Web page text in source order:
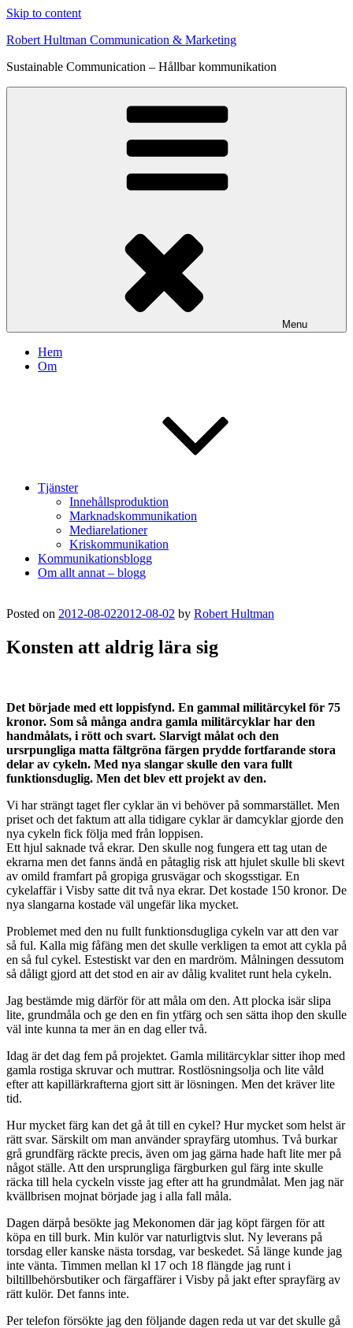
Skip to content
Robert Hultman Communication & Marketing
Sustainable Communication – Hållbar kommunikation
Menu
Hem
Om
Tjänster
Innehållsproduktion
Marknadskommunikation
Mediarelationer
Kriskommunikation
Kommunikationsblogg
Om allt annat – blogg
Posted on 2012-08-022012-08-02 by Robert Hultman
Konsten att aldrig lära sig
Det började med ett loppisfynd. En gammal militärcykel för 75
kronor. Som så många andra gamla militärcyklar har den
handmålats, i rött och svart. Slarvigt målat och den
ursrpungliga matta fältgröna färgen prydde fortfarande stora
delar av cykeln. Med nya slangar skulle den vara fullt
funktionsduglig. Men det blev ett projekt av den.
Vi har strängt taget fler cyklar än vi behöver på sommarstället. Men
priset och det faktum att alla tidigare cyklar är damcyklar gjorde den
nya cykeln fick följa med från loppisen.
Ett hjul saknade två ekrar. Den skulle nog fungera ett tag utan de
ekrarna men det fanns ändå en påtaglig risk att hjulet skulle bli skevt
av omild framfart på gropiga grusvägar och skogsstigar. En
cykelaffär i Visby satte dit två nya ekrar. Det kostade 150 kronor. De
nya slangarna kostade väl ungefär lika mycket.
Problemet med den nu fullt funktionsdugliga cykeln var att den var
så ful. Kalla mig fåfäng men det skulle verkligen ta emot att cykla på
en så ful cykel. Estestiskt var den en mardröm. Målningen dessutom
så dåligt gjord att det stod en air av dålig kvalitet runt hela cykeln.
Jag bestämde mig därför för att måla om den. Att plocka isär slipa
lite, grundmåla och ge den en fin ytfärg och sen sätta ihop den skulle
väl inte kunna ta mer än en dag eller två.
Idag är det dag fem på projektet. Gamla militärcyklar sitter ihop med
gamla rostiga skruvar och muttrar. Rostlösningsolja och lite våld
efter att kapillärkrafterna gjort sitt är lösningen. Men det kräver lite
tid.
Hur mycket färg kan det gå åt till en cykel? Hur mycket som helst är
rätt svar. Särskilt om man använder sprayfärg utomhus. Två burkar
grå grundfärg räckte precis, även om jag gärna hade haft lite mer på
något ställe. Att den ursprungliga färgburken gul färg inte skulle
räcka till hela cyckeln visste jag efter att ha grundmålat. Men jag när
kvällbrisen mojnat började jag i alla fall måla.
Dagen därpå besökte jag Mekonomen där jag köpt färgen för att
köpa en till burk. Min kulör var naturligtvis slut. Ny leverans på
torsdag eller kanske nästa torsdag, var beskedet. Så länge kunde jag
inte vänta. Timmen mellan kl 17 och 18 flängde jag runt i
biltillbehörsbutiker och färgaffärer i Visby på jakt efter sprayfärg av
rätt kulör. Det fanns inte.
Per telefon försökte jag den följande dagen reda ut var det skulle gå